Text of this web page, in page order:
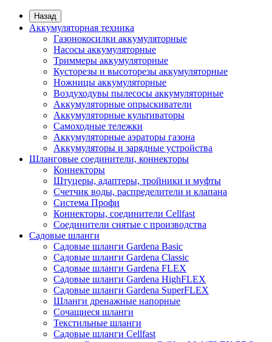
Назад
Аккумуляторная техника
Газонокосилки аккумуляторные
Насосы аккумуляторные
Триммеры аккумуляторные
Кусторезы и высоторезы аккумуляторные
Ножницы аккумуляторные
Воздуходувы пылесосы аккумуляторные
Аккумуляторные опрыскиватели
Аккумуляторные культиваторы
Самоходные тележки
Аккумуляторные аэраторы газона
Аккумуляторы и зарядные устройства
Шланговые соединители, коннекторы
Коннекторы
Штуцеры, адаптеры, тройники и муфты
Счетчик воды, распределители и клапана
Система Профи
Коннекторы, соединители Cellfast
Соединители снятые с производства
Садовые шланги
Садовые шланги Gardena Basic
Садовые шланги Gardena Classic
Садовые шланги Gardena FLEX
Садовые шланги Gardena HighFLEX
Садовые шланги Gardena SuperFLEX
Шланги дренажные напорные
Сочащиеся шланги
Текстильные шланги
Садовые шланги Cellfast